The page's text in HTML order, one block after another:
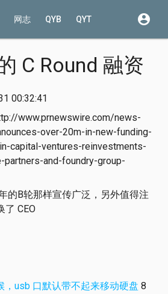
网志 QYB QYT account_circle
C Round 融资
00:32:41
www.prnewswire.com/news-
over-20m-in-new-funding-
capital-ventures-reinvestments-
and-foundry-group-
的B轮那样宣传广泛，另外值得注
了 CEO
，usb 口默认带不起来移动硬盘 8